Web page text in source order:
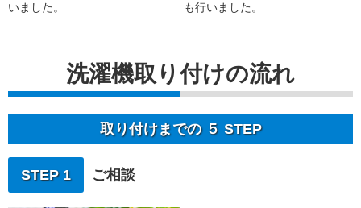
いました。
も行いました。
洗濯機取り付けの流れ
取り付けまでの ５ STEP
STEP 1 ご相談